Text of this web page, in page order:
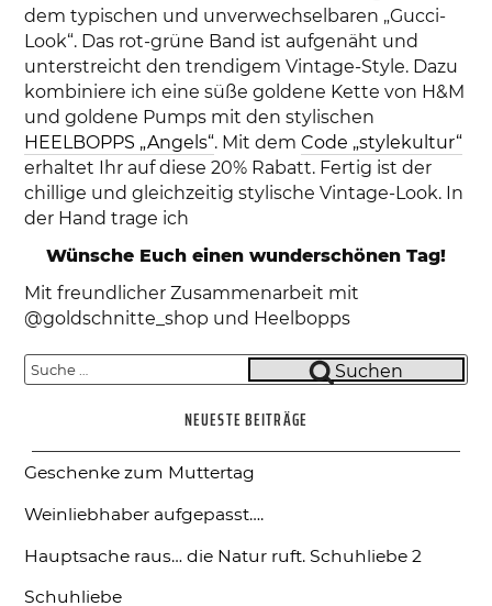
dem typischen und unverwechselbaren „Gucci-
Look“. Das rot-grüne Band ist aufgenäht und
unterstreicht den trendigem Vintage-Style. Dazu
kombiniere ich eine süße goldene Kette von H&M
und goldene Pumps mit den stylischen
HEELBOPPS „Angels“. Mit demCode „stylekultur“
erhaltet Ihr auf diese 20% Rabatt. Fertig ist der
chillige und gleichzeitig stylische Vintage-Look. In
der Hand trage ich
Wünsche Euch einen wunderschönen Tag!
Mit freundlicher Zusammenarbeit mit
@goldschnitte_shop und Heelbopps
Suche
Suchen
NEUESTE BEITRÄGE
Geschenke zum Muttertag
Weinliebhaber aufgepasst….
Hauptsache raus… die Natur ruft. Schuhliebe 2
Schuhliebe